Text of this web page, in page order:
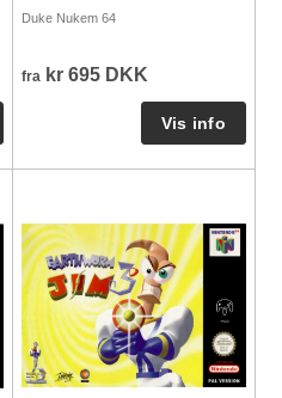
Duke Nukem 64
fra kr 695 DKK